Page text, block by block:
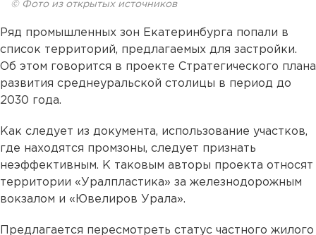
© Фото из открытых источников
Ряд промышленных зон Екатеринбурга попали в
список территорий, предлагаемых для застройки.
Об этом говорится в проекте Стратегического плана
развития среднеуральской столицы в период до
2030 года.
Как следует из документа, использование участков,
где находятся промзоны, следует признать
неэффективным. К таковым авторы проекта относят
территории «Уралпластика» за железнодорожным
вокзалом и «Ювелиров Урала».
Предлагается пересмотреть статус частного жилого